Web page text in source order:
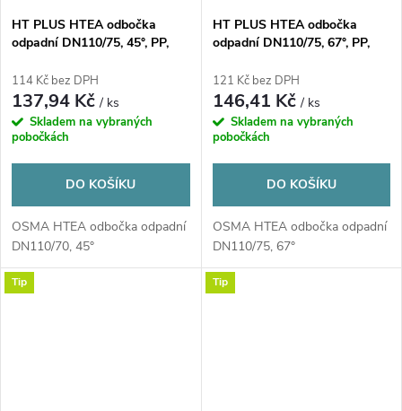
HT PLUS HTEA odbočka
odpadní DN110/75, 45°, PP,
114 Kč bez DPH
137,94 Kč/ ks
Skladem na vybraných
pobočkách
DO KOŠÍKU
OSMA HTEA odbočka odpadní
DN110/70, 45°
HT PLUS HTEA odbočka
odpadní DN110/75, 67°, PP,
121 Kč bez DPH
146,41 Kč/ ks
Skladem na vybraných
pobočkách
DO KOŠÍKU
OSMA HTEA odbočka odpadní
DN110/75, 67°
Tip Tip